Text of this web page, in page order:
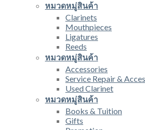
หมวดหมู่สินค้า
Clarinets
Mouthpieces
Ligatures
Reeds
หมวดหมู่สินค้า
Accessories
Service Repair &
Used Clarinet
หมวดหมู่สินค้า
Books & Tuition
Gifts